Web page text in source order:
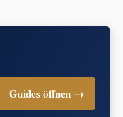
Guides öffnen →